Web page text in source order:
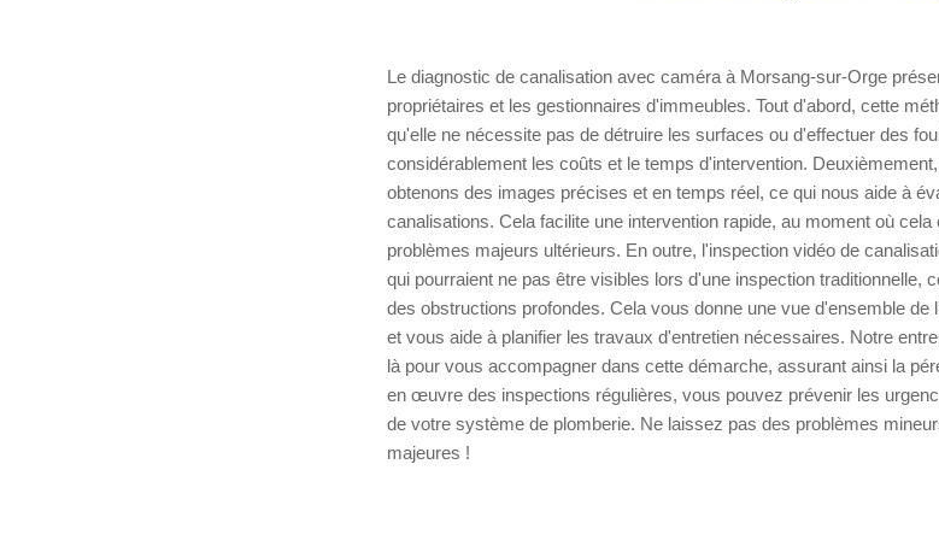
Le diagnostic de canalisation avec caméra à Morsang-sur-Orge
propriétaires et les gestionnaires d'immeubles. Tout d'abord, cette
qu'elle ne nécessite pas de détruire les surfaces ou d'effectuer des
considérablement les coûts et le temps d'intervention.
obtenons des images précises et en temps réel, ce qui nous aide à
canalisations. Cela facilite une intervention rapide, au moment où
problèmes majeurs ultérieurs. En outre, l'inspection vidéo de
qui pourraient ne pas être visibles lors d'une inspection traditionnelle,
des obstructions profondes. Cela vous donne une vue d'ensemble de
et vous aide à planifier les travaux d'entretien nécessaires. Notre
là pour vous accompagner dans cette démarche, assurant ainsi la
en œuvre des inspections régulières, vous pouvez prévenir les
de votre système de plomberie. Ne laissez pas des problèmes
majeures !